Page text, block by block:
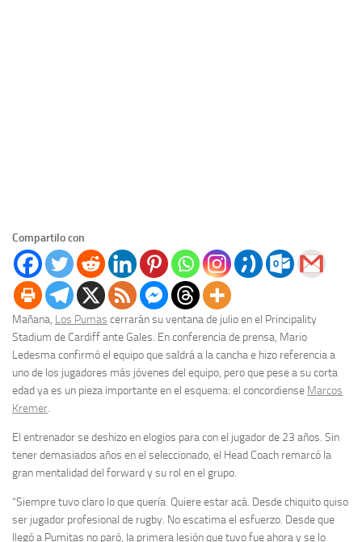
Compartilo con
Mañana, Los Pumas cerrarán su ventana de julio en el Principality
Stadium de Cardiff ante Gales. En conferencia de prensa, Mario
Ledesma confirmó el equipo que saldrá a la cancha e hizo referencia a
uno de los jugadores más jóvenes del equipo, pero que pese a su corta
edad ya es un pieza importante en el esquema: el concordiense Marcos
Kremer.
El entrenador se deshizo en elogios para con el jugador de 23 años. Sin
tener demasiados años en el seleccionado, el Head Coach remarcó la
gran mentalidad del forward y su rol en el grupo.
“Siempre tuvo claro lo que quería. Quiere estar acá. Desde chiquito quiso
ser jugador profesional de rugby. No escatima el esfuerzo. Desde que
llegó a Pumitas no paró, la primera lesión que tuvo fue ahora y se lo